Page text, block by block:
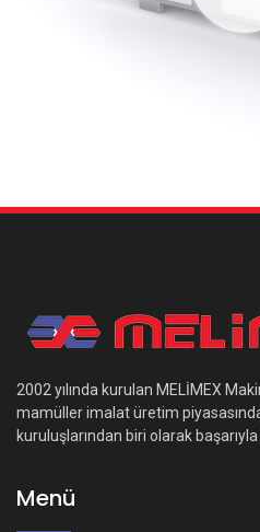
2002 yılında kurulan MELİMEX
mamüller imalat üretim
kuruluşlarından biri olarak
Menü